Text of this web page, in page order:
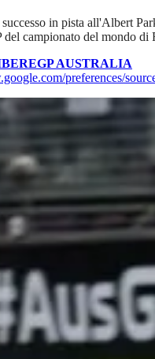
successo in pista all'Albert
del campionato del mondo di
GP AUSTRALIA
preferences/